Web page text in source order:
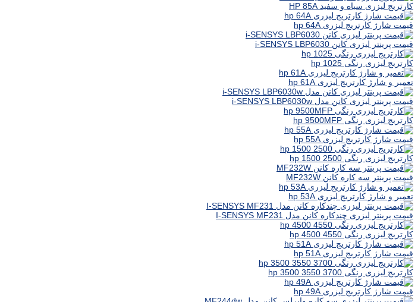
کارتریج لیزری سیاه و سفید HP 85A
قیمت شارژ کارتریج لیزری hp 64A
قیمت پرینتر لیزری کانن i-SENSYS LBP6030
کارتریج لیزری رنگی hp 1025
تعمیر و شارژ کارتریج لیزری hp 61A
قیمت پرینتر لیزری کانن مدل i-SENSYS LBP6030w
کارتریج لیزری رنگی hp 9500MFP
قیمت شارژ کارتریج لیزری hp 55A
کارتریج لیزری رنگی hp 1500 2500
قیمت پرینتر سه کاره کانن MF232W
تعمیر و شارژ کارتریج لیزری hp 53A
قیمت پرینتر لیزری چندکاره کانن مدل I-SENSYS MF231
کارتریج لیزری رنگی hp 4500 4550
قیمت شارژ کارتریج لیزری hp 51A
کارتریج لیزری رنگی hp 3500 3550 3700
قیمت شارژ کارتریج لیزری hp 49A